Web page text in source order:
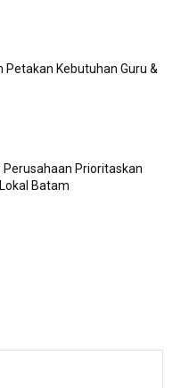
Petakan Kebutuhan Guru &
Prioritaskan
Batam